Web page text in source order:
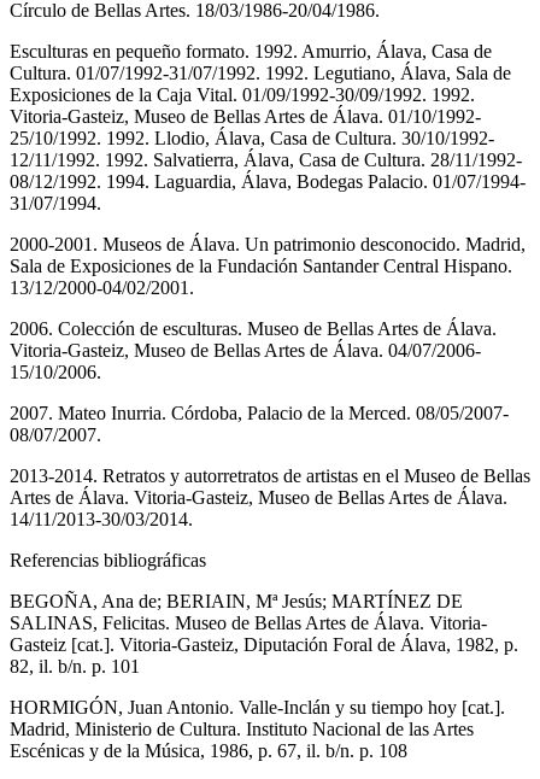
Círculo de Bellas Artes. 18/03/1986-20/04/1986.
Esculturas en pequeño formato. 1992. Amurrio, Álava, Casa de
Cultura. 01/07/1992-31/07/1992. 1992. Legutiano, Álava, Sala de
Exposiciones de la Caja Vital. 01/09/1992-30/09/1992. 1992.
Vitoria-Gasteiz, Museo de Bellas Artes de Álava. 01/10/1992-
25/10/1992. 1992. Llodio, Álava, Casa de Cultura. 30/10/1992-
12/11/1992. 1992. Salvatierra, Álava, Casa de Cultura. 28/11/1992-
08/12/1992. 1994. Laguardia, Álava, Bodegas Palacio. 01/07/1994-
31/07/1994.
2000-2001. Museos de Álava. Un patrimonio desconocido. Madrid,
Sala de Exposiciones de la Fundación Santander Central Hispano.
13/12/2000-04/02/2001.
2006. Colección de esculturas. Museo de Bellas Artes de Álava.
Vitoria-Gasteiz, Museo de Bellas Artes de Álava. 04/07/2006-
15/10/2006.
2007. Mateo Inurria. Córdoba, Palacio de la Merced. 08/05/2007-
08/07/2007.
2013-2014. Retratos y autorretratos de artistas en el Museo de Bellas
Artes de Álava. Vitoria-Gasteiz, Museo de Bellas Artes de Álava.
14/11/2013-30/03/2014.
Referencias bibliográficas
BEGOÑA, Ana de; BERIAIN, Mª Jesús; MARTÍNEZ DE
SALINAS, Felicitas. Museo de Bellas Artes de Álava. Vitoria-
Gasteiz [cat.]. Vitoria-Gasteiz, Diputación Foral de Álava, 1982, p.
82, il. b/n. p. 101
HORMIGÓN, Juan Antonio. Valle-Inclán y su tiempo hoy [cat.].
Madrid, Ministerio de Cultura. Instituto Nacional de las Artes
Escénicas y de la Música, 1986, p. 67, il. b/n. p. 108